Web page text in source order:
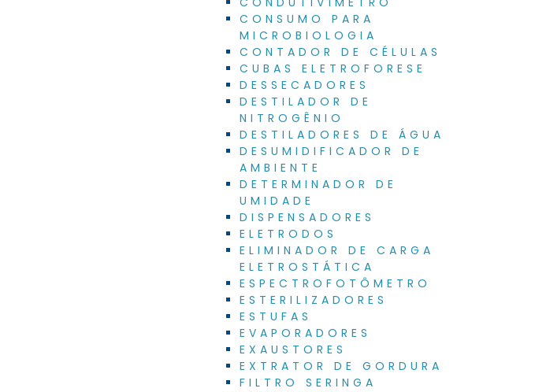
CONSUMO PARA
MICROBIOLOGIA
CONTADOR DE CÉLULAS
CUBAS ELETROFORESE
DESSECADORES
DESTILADOR DE
NITROGÊNIO
DESTILADORES DE ÁGUA
DESUMIDIFICADOR DE
AMBIENTE
DETERMINADOR DE
UMIDADE
DISPENSADORES
ELETRODOS
ELIMINADOR DE CARGA
ELETROSTÁTICA
ESPECTROFOTÔMETRO
ESTERILIZADORES
ESTUFAS
EVAPORADORES
EXAUSTORES
EXTRATOR DE GORDURA
FILTRO SERINGA